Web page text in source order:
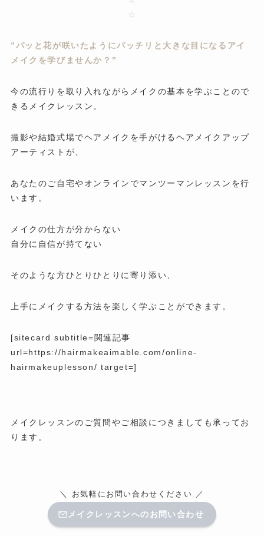
☆
”パッと花が咲いたようにパッチリと大きな目になるアイ
メイクを学びませんか？”
今の流行りを取り入れながらメイクの基本を学ぶことので
きるメイクレッスン。
撮影や結婚式場でヘアメイクを手がけるヘアメイクアップ
アーティストが、
あなたのご自宅やオンラインでマンツーマンレッスンを行
います。
メイクの仕方が分からない
自分に自信が持てない
そのような方ひとりひとりに寄り添い、
上手にメイクする方法を楽しく学ぶことができます。
[sitecard subtitle=関連記事
url=https://hairmakeaimable.com/online-
hairmakeuplesson/ target=]
メイクレッスンのご質問やご相談につきましても承ってお
ります。
＼ お気軽にお問い合わせください ／
メイクレッスンへのお問い合わせ